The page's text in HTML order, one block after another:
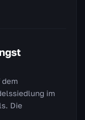
im
Die